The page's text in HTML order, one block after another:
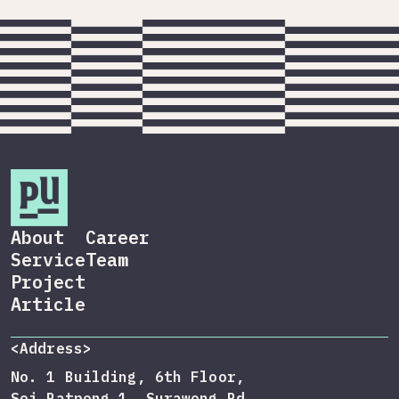
About
Service
Project
Article
Career
Team
<Address>
No. 1 Building, 6th Floor,